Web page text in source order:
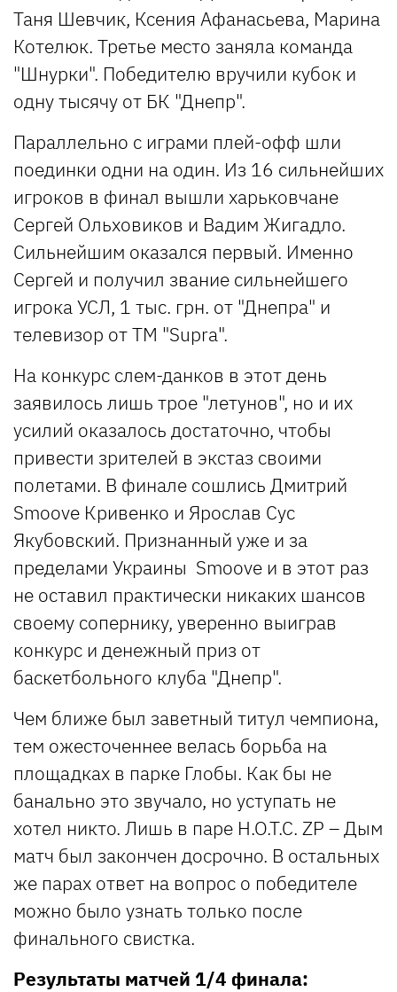
Таня Шевчик, Ксения Афанасьева, Марина
Котелюк. Третье место заняла команда
"Шнурки". Победителю вручили кубок и
одну тысячу от БК "Днепр".
Параллельно с играми плей-офф шли
поединки одни на один. Из 16 сильнейших
игроков в финал вышли харьковчане
Сергей Ольховиков и Вадим Жигадло.
Сильнейшим оказался первый. Именно
Сергей и получил звание сильнейшего
игрока УСЛ, 1 тыс. грн. от "Днепра" и
телевизор от ТМ "Supra".
На конкурс слем-данков в этот день
заявилось лишь трое "летунов", но и их
усилий оказалось достаточно, чтобы
привести зрителей в экстаз своими
полетами. В финале сошлись Дмитрий
Smoove Кривенко и Ярослав Сус
Якубовский. Признанный уже и за
пределами Украины Smoove и в этот раз
не оставил практически никаких шансов
своему сопернику, уверенно выиграв
конкурс и денежный приз от
баскетбольного клуба "Днепр".
Чем ближе был заветный титул чемпиона,
тем ожесточеннее велась борьба на
площадках в парке Глобы. Как бы не
банально это звучало, но уступать не
хотел никто. Лишь в паре H.O.T.C. ZP – Дым
матч был закончен досрочно. В остальных
же парах ответ на вопрос о победителе
можно было узнать только после
финального свистка.
Результаты матчей 1/4 финала: